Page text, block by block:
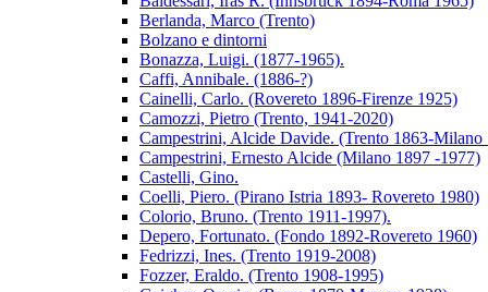
Berlanda, Marco (Trento)
Bolzano e dintorni
Bonazza, Luigi. (1877-1965).
Caffi, Annibale. (1886-?)
Cainelli, Carlo. (Rovereto 1896-Firenze 1925)
Camozzi, Pietro (Trento, 1941-2020)
Campestrini, Alcide Davide. (Trento 1863-Milano
Campestrini, Ernesto Alcide (Milano 1897 -1977)
Castelli, Gino.
Coelli, Piero. (Pirano Istria 1893- Rovereto 1980)
Colorio, Bruno. (Trento 1911-1997).
Depero, Fortunato. (Fondo 1892-Rovereto 1960)
Fedrizzi, Ines. (Trento 1919-2008)
Fozzer, Eraldo. (Trento 1908-1995)